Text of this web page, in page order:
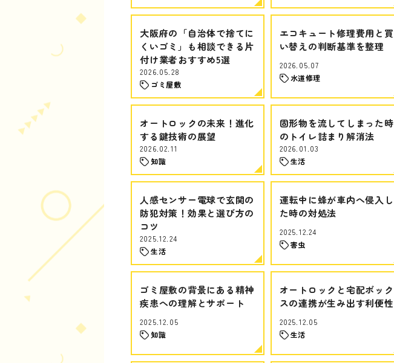
大阪府の「自治体で捨てに
くいゴミ」も相談できる片
付け業者おすすめ5選
2026.05.28
ゴミ屋敷
エコキュート修理費用と買
い替えの判断基準を整理
2026.05.07
水道修理
オートロックの未来！進化
する鍵技術の展望
2026.02.11
知識
固形物を流してしまった時
のトイレ詰まり解消法
2026.01.03
生活
人感センサー電球で玄関の
防犯対策！効果と選び方の
コツ
2025.12.24
生活
運転中に蜂が車内へ侵入し
た時の対処法
2025.12.24
害虫
ゴミ屋敷の背景にある精神
疾患への理解とサポート
2025.12.05
知識
オートロックと宅配ボック
スの連携が生み出す利便性
2025.12.05
生活